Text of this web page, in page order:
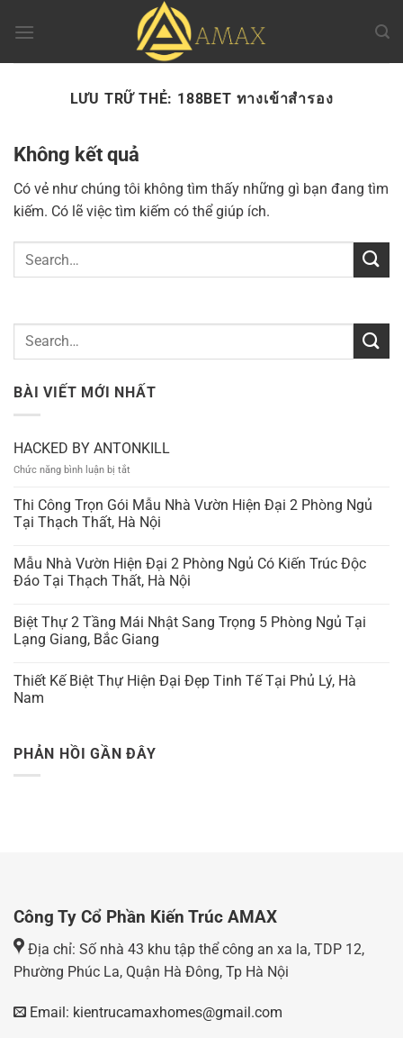
đến
LƯU TRỮ THẺ: 188BET ทางเข้าสํารอง
Không kết quả
Có vẻ như chúng tôi không tìm thấy những gì bạn đang tìm
kiếm. Có lẽ việc tìm kiếm có thể giúp ích.
BÀI VIẾT MỚI NHẤT
HACKED BY ANTONKILL
Chức năng bình luận bị tắt
BY
ANTONKILL
Thi Công Trọn Gói Mẫu Nhà Vườn Hiện Đại 2 Phòng Ngủ
Tại Thạch Thất, Hà Nội
Mẫu Nhà Vườn Hiện Đại 2 Phòng Ngủ Có Kiến Trúc Độc
Đáo Tại Thạch Thất, Hà Nội
Biệt Thự 2 Tầng Mái Nhật Sang Trọng 5 Phòng Ngủ Tại
Lạng Giang, Bắc Giang
Thiết Kế Biệt Thự Hiện Đại Đẹp Tinh Tế Tại Phủ Lý, Hà
Nam
PHẢN HỒI GẦN ĐÂY
Công Ty Cổ Phần Kiến Trúc AMAX
Địa chỉ: Số nhà 43 khu tập thể công an xa la, TDP 12,
Phường Phúc La, Quận Hà Đông, Tp Hà Nội
Email: kientrucamaxhomes@gmail.com